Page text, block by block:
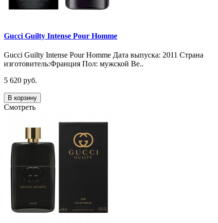
Gucci Guilty Intense Pour Homme
Gucci Guilty Intense Pour Homme Дата выпуска: 2011 Страна
изготовитель:Франция Пол: мужской Ве..
5 620 руб.
В корзину
Смотреть